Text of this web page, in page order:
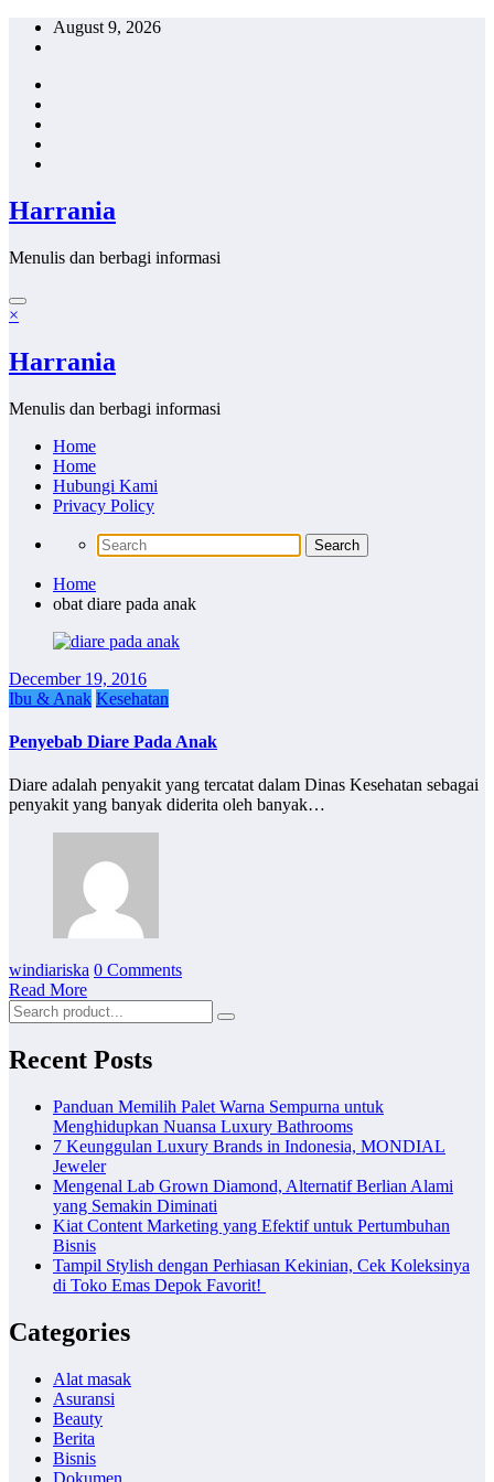
Skip
August 9, 2026
Harrania
Menulis dan berbagi informasi
×
Harrania
Menulis dan berbagi informasi
Home
Home
Hubungi Kami
Privacy Policy
Home
obat diare pada anak
December 19, 2016
Ibu & Anak Kesehatan
Penyebab Diare Pada Anak
Diare adalah penyakit yang tercatat dalam Dinas Kesehatan sebagai
penyakit yang banyak diderita oleh banyak…
windiariska 0 Comments
Read More
Recent Posts
Panduan Memilih Palet Warna Sempurna untuk
Menghidupkan Nuansa Luxury Bathrooms
7 Keunggulan Luxury Brands in Indonesia, MONDIAL
Jeweler
Mengenal Lab Grown Diamond, Alternatif Berlian Alami
yang Semakin Diminati
Kiat Content Marketing yang Efektif untuk Pertumbuhan
Bisnis
Tampil Stylish dengan Perhiasan Kekinian, Cek Koleksinya
di Toko Emas Depok Favorit!
Categories
Alat masak
Asuransi
Beauty
Berita
Bisnis
Dokumen